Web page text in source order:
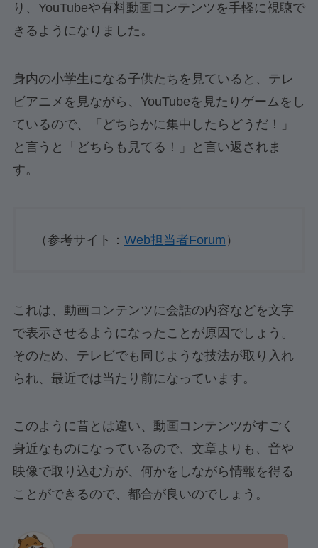
り、YouTubeや有料動画コンテンツを手軽に視聴で
きるようになりました。
身内の小学生になる子供たちを見ていると、テレ
ビアニメを見ながら、YouTubeを見たりゲームをし
ているので、「どちらかに集中したらどうだ！」
と言うと「どちらも見てる！」と言い返されま
す。
（参考サイト： Web担当者Forum ）
これは、動画コンテンツに会話の内容などを文字
で表示させるようになったことが原因でしょう。
そのため、テレビでも同じような技法が取り入れ
られ、最近では当たり前になっています。
このように昔とは違い、動画コンテンツがすごく
身近なものになっているので、文章よりも、音や
映像で取り込む方が、何かをしながら情報を得る
ことができるので、都合が良いのでしょう。